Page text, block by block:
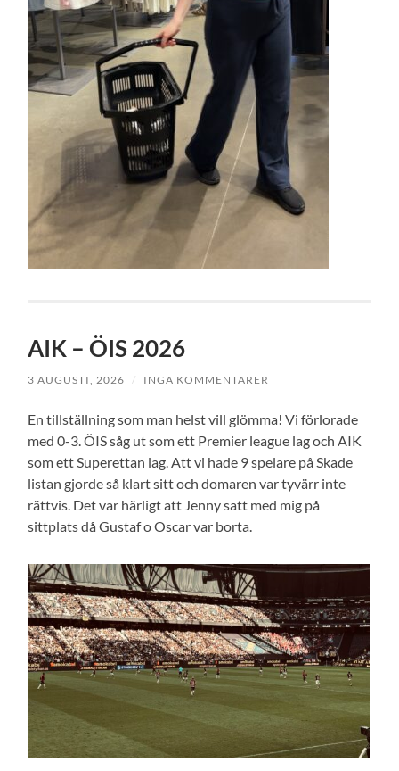
AIK – ÖIS 2026
3 AUGUSTI, 2026 / INGA KOMMENTARER
En tillställning som man helst vill glömma! Vi förlorade
med 0-3. ÖIS såg ut som ett Premier league lag och AIK
som ett Superettan lag. Att vi hade 9 spelare på Skade
listan gjorde så klart sitt och domaren var tyvärr inte
rättvis. Det var härligt att Jenny satt med mig på
sittplats då Gustaf o Oscar var borta.